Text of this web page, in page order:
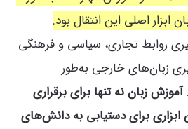
اصلی این انتقال بود.
روابط تجاری، سیاسی و فرهنگی
زبان‌های خارجی به‌طور
آموزش زبان نه تنها برای برقراری
ابزاری برای دستیابی به دانش‌های